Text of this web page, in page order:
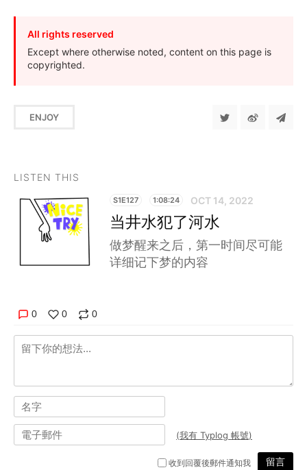
All rights reserved
Except where otherwise noted, content on this page is
copyrighted.
ENJOY
LISTEN THIS
S1E127 1:08:24 OCT 14, 2022
当井水犯了河水
做梦醒来之后，第一时间尽可能
详细记下梦的内容